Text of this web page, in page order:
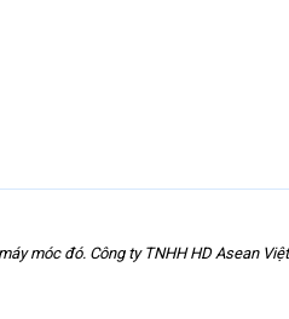
móc đó. Công ty TNHH HD Asean